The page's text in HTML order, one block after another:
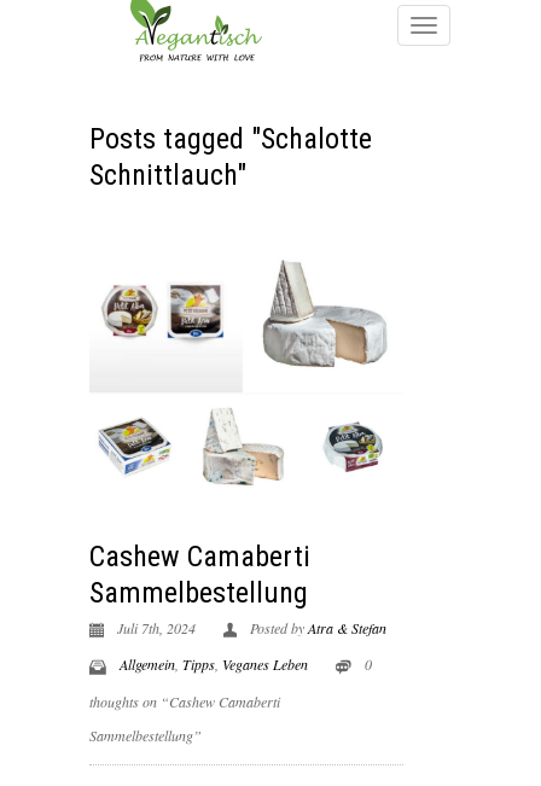
Posts tagged "Schalotte
Schnittlauch"
Cashew Camaberti
Sammelbestellung
Juli 7th, 2024 Posted byAtra & Stefan
Allgemein, Tipps, Veganes Leben
0
thoughts on “Cashew Camaberti
Sammelbestellung”